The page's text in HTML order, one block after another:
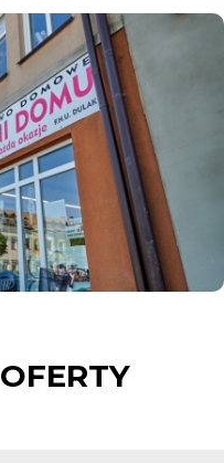
OFERTY